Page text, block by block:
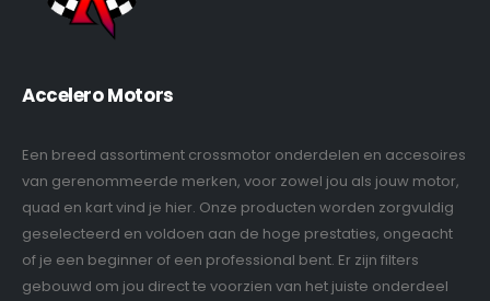
Accelero Motors
Een breed assortiment crossmotor onderdelen en accesoires
van gerenommeerde merken, voor zowel jou als jouw motor,
quad en kart vind je hier. Onze producten worden zorgvuldig
geselecteerd en voldoen aan de hoge prestaties, ongeacht
of je een beginner of een professional bent. Er zijn filters
gebouwd om jou direct te voorzien van het juiste onderdeel